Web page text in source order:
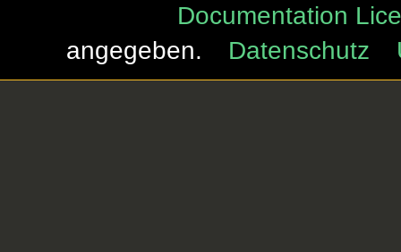
Documentation
angegeben.
Datenschutz